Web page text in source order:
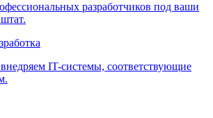
разработчиков под ваши
IT-системы, соответствующие